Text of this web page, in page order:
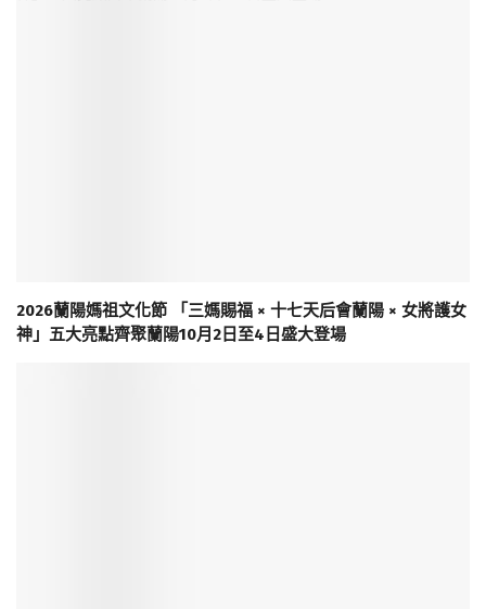
2026蘭陽媽祖文化節 「三媽賜福 × 十七天后會蘭陽 × 女將護女
神」五大亮點齊聚蘭陽10月2日至4日盛大登場